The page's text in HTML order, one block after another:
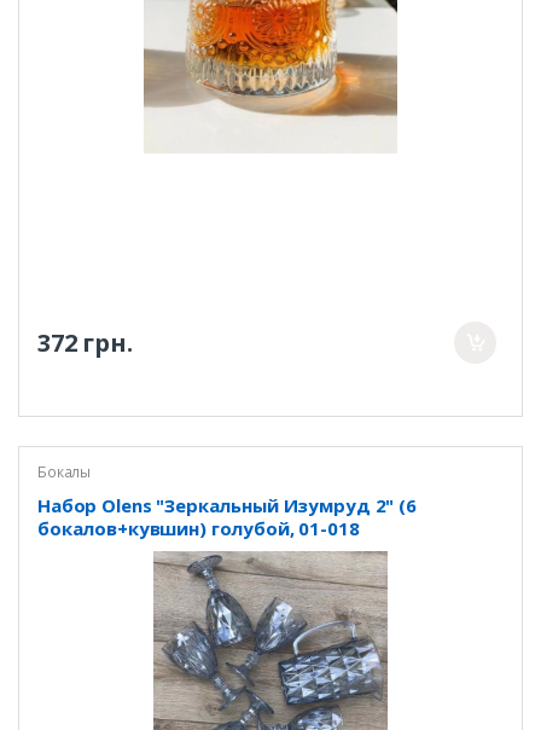
372 грн.
Бокалы
Набор Olens "Зеркальный Изумруд 2" (6
бокалов+кувшин) голубой, 01-018